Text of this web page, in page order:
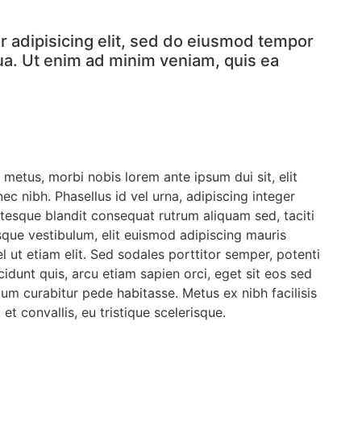
adipisicing elit, sed do eiusmod tempor
Ut enim ad minim veniam, quis ea
morbi nobis lorem ante ipsum dui sit, elit
nibh. Phasellus id vel urna, adipiscing integer
blandit consequat rutrum aliquam sed, taciti
vestibulum, elit euismod adipiscing mauris
ut etiam elit. Sed sodales porttitor semper, potenti
quis, arcu etiam sapien orci, eget sit eos sed
curabitur pede habitasse. Metus ex nibh facilisis
convallis, eu tristique scelerisque.